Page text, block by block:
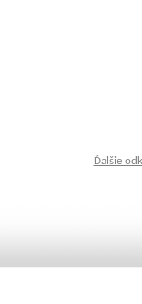
Ďalšie